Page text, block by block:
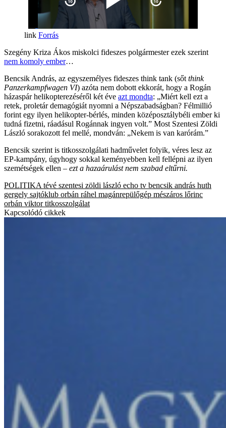
Forrás
Szegény Kriza Ákos miskolci fideszes polgármester ezek szerint
nem komoly ember…
Bencsik András, az egyszemélyes fideszes think tank (sőt think
Panzerkampfwagen VI) azóta nem dobott ekkorát, hogy a Rogán
házaspár helikopterezéséről két éve azt mondta: „Miért kell ezt a
retek, proletár demagógiát nyomni a Népszabadságban? Félmillió
forint egy ilyen helikopter-bérlés, minden középosztálybéli ember ki
tudná fizetni, ráadásul Rogánnak ingyen volt.” Most Szentesi Zöldi
László sorakozott fel mellé, mondván: „Nekem is van karórám.”
Bencsik szerint is titkosszolgálati hadművelet folyik, véres lesz az
EP-kampány, úgyhogy sokkal keményebben kell fellépni az ilyen
szemétségek ellen – ezt a hazaárulást nem szabad eltűrni.
POLITIKA tévé szentesi zöldi lászló echo tv bencsik andrás huth
gergely sajtóklub orbán ráhel magánrepülőgép mészáros lőrinc
orbán viktor titkosszolgálat
Kapcsolódó cikkek